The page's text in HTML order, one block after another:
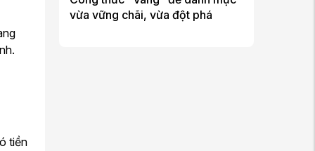
tiền
vừa vững chãi, vừa đột phá